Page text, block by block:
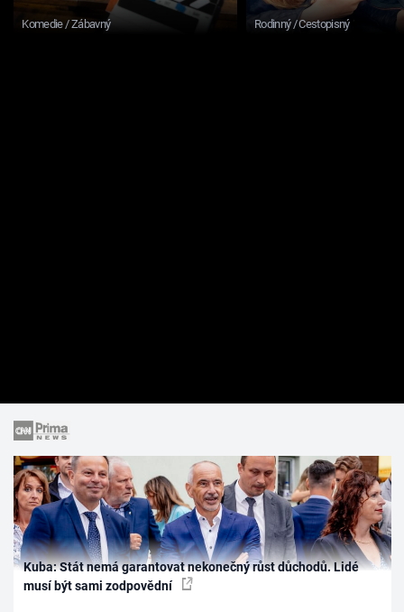
Komedie / Zábavný Rodinný / Cestopisný
Kuba: Stát nemá garantovat nekonečný růst důchodů. Lidé
musí být sami zodpovědní